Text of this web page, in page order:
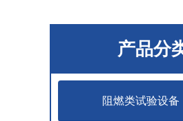
产品分
阻燃类试验设备